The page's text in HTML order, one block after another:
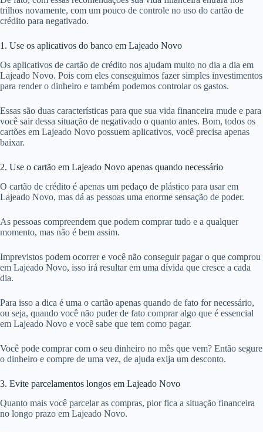
trilhos novamente, com um pouco de controle no uso do cartão de
crédito para negativado.
1. Use os aplicativos do banco em Lajeado Novo
Os aplicativos de cartão de crédito nos ajudam muito no dia a dia em
Lajeado Novo. Pois com eles conseguimos fazer simples investimentos
para render o dinheiro e também podemos controlar os gastos.
Essas são duas características para que sua vida financeira mude e para
você sair dessa situação de negativado o quanto antes. Bom, todos os
cartões em Lajeado Novo possuem aplicativos, você precisa apenas
baixar.
2. Use o cartão em Lajeado Novo apenas quando necessário
O cartão de crédito é apenas um pedaço de plástico para usar em
Lajeado Novo, mas dá as pessoas uma enorme sensação de poder.
As pessoas compreendem que podem comprar tudo e a qualquer
momento, mas não é bem assim.
Imprevistos podem ocorrer e você não conseguir pagar o que comprou
em Lajeado Novo, isso irá resultar em uma dívida que cresce a cada
dia.
Para isso a dica é uma o cartão apenas quando de fato for necessário,
ou seja, quando você não puder de fato comprar algo que é essencial
em Lajeado Novo e você sabe que tem como pagar.
Você pode comprar com o seu dinheiro no mês que vem? Então segure
o dinheiro e compre de uma vez, de ajuda exija um desconto.
3. Evite parcelamentos longos em Lajeado Novo
Quanto mais você parcelar as compras, pior fica a situação financeira
no longo prazo em Lajeado Novo.